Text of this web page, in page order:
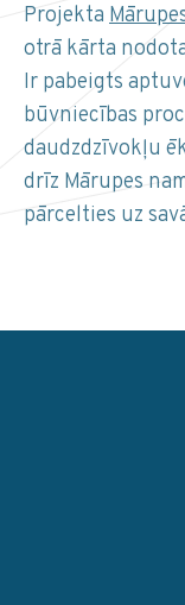
Projekta
otrā kārta
Ir pabeigts
būvniecības
daudzdzīvokļu
drīz Mārupes
pārcelties uz